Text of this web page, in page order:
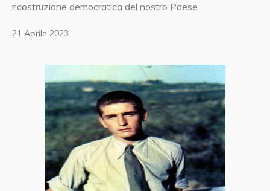
ricostruzione democratica del nostro Paese
21 Aprile 2023